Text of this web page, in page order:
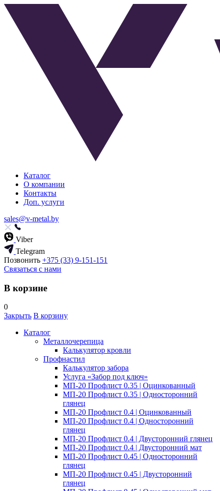
Каталог
О компании
Контакты
Доп. услуги
sales@v-metal.by
Viber
Telegram
Позвонить +375 (33) 9-151-151
Связаться с нами
В корзине
0
Закрыть В корзину
Каталог
Металлочерепица
Калькулятор кровли
Профнастил
Калькулятор забора
Услуга «Забор под ключ»
МП-20 Профлист 0.35 | Оцинкованный
МП-20 Профлист 0.35 | Односторонний
глянец
МП-20 Профлист 0.4 | Оцинкованный
МП-20 Профлист 0.4 | Односторонний
глянец
МП-20 Профлист 0.4 | Двусторонний глянец
МП-20 Профлист 0.4 | Двусторонний мат
МП-20 Профлист 0.45 | Односторонний
глянец
МП-20 Профлист 0.45 | Двусторонний
глянец